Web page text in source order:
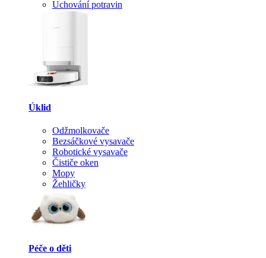
Uchování potravin
Úklid
Odžmolkovače
Bezsáčkové vysavače
Robotické vysavače
Čističe oken
Mopy
Žehličky
Péče o děti